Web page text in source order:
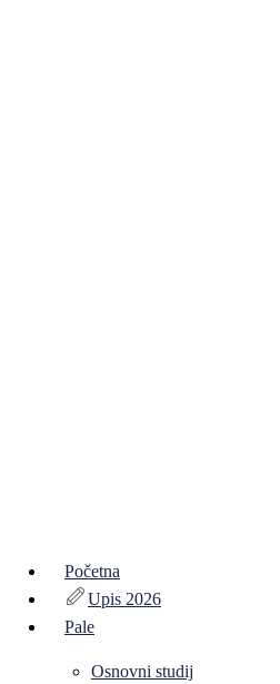
Početna
Upis 2026
Pale
Osnovni studij